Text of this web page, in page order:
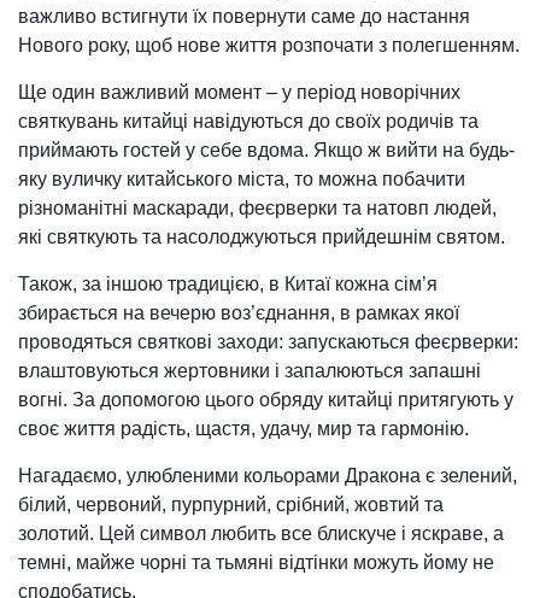
важливо встигнути їх повернути саме до настання
Нового року, щоб нове життя розпочати з полегшенням.
Ще один важливий момент – у період новорічних
святкувань китайці навідуються до своїх родичів та
приймають гостей у себе вдома. Якщо ж вийти на будь-
яку вуличку китайського міста, то можна побачити
різноманітні маскаради, феєрверки та натовп людей,
які святкують та насолоджуються прийдешнім святом.
Також, за іншою традицією, в Китаї кожна сім’я
збирається на вечерю воз’єднання, в рамках якої
проводяться святкові заходи: запускаються феєрверки:
влаштовуються жертовники і запалюються запашні
вогні. За допомогою цього обряду китайці притягують у
своє життя радість, щастя, удачу, мир та гармонію.
Нагадаємо, улюбленими кольорами Дракона є зелений,
білий, червоний, пурпурний, срібний, жовтий та
золотий. Цей символ любить все блискуче і яскраве, а
темні, майже чорні та тьмяні відтінки можуть йому не
сподобатись.